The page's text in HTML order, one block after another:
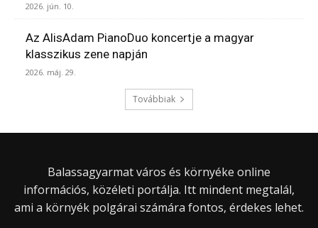
2026. jún. 10.
Az AlisAdam PianoDuo koncertje a magyar
klasszikus zene napján
2026. máj. 29.
Továbbiak
Balassagyarmat város és környéke online
információs, közéleti portálja. Itt mindent megtalál,
ami a környék polgárai számára fontos, érdekes lehet.